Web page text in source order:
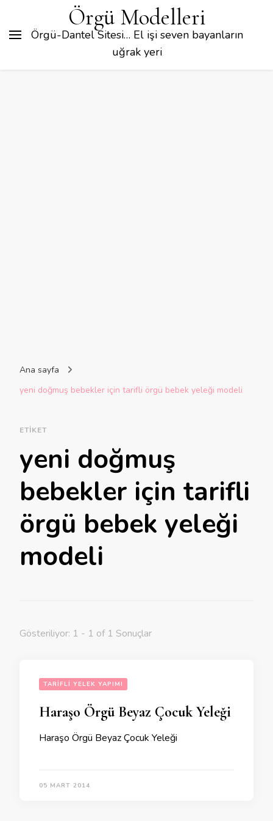
Örgü Modelleri
Örgü-Dantel Sitesi… El işi seven bayanların
uğrak yeri
Ana sayfa
yeni doğmuş bebekler için tarifli örgü bebek yeleği modeli
ETIKET
yeni doğmuş
bebekler için tarifli
örgü bebek yeleği
modeli
Gösteriliyor: 1 - 1 of 1 Sonuçlar
TARIFLI YELEK YAPIMI
Haraşo Örgü Beyaz Çocuk Yeleği
Haraşo Örgü Beyaz Çocuk Yeleği
05 MART 2014